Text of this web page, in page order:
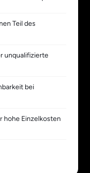
Teil des
unqualifizierte
bei
hohe Einzelkosten